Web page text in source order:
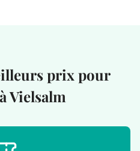
prix pour
Vielsalm